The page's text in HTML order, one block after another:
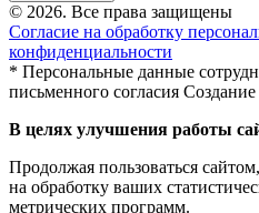
© 2026. Все права защищены
Согласие на обработку
конфиденциальности
* Персональные данные
письменного согласия Создание
В целях улучшения работы
Продолжая пользоваться
на обработку ваших
метрических программ.